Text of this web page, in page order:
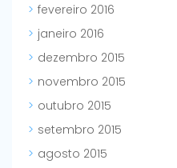
fevereiro 2016
janeiro 2016
dezembro 2015
novembro 2015
outubro 2015
setembro 2015
agosto 2015